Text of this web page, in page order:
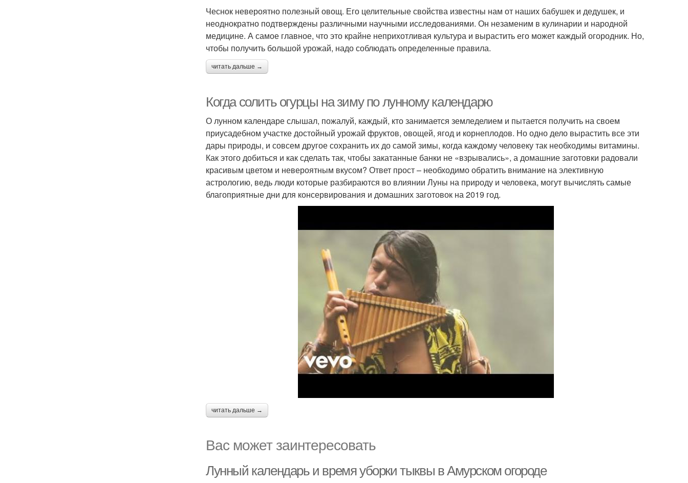
Чеснок невероятно полезный овощ. Его целительные свойства известны нам от наших бабушек и дедушек, и
неоднократно подтверждены различными научными исследованиями. Он незаменим в кулинарии и народной
медицине. А самое главное, что это крайне неприхотливая культура и вырастить его может каждый огородник. Но,
чтобы получить большой урожай, надо соблюдать определенные правила.
читать дальше →
Когда солить огурцы на зиму по лунному календарю
О лунном календаре слышал, пожалуй, каждый, кто занимается земледелием и пытается получить на своем
приусадебном участке достойный урожай фруктов, овощей, ягод и корнеплодов. Но одно дело вырастить все эти
дары природы, и совсем другое сохранить их до самой зимы, когда каждому человеку так необходимы витамины.
Как этого добиться и как сделать так, чтобы закатанные банки не «взрывались», а домашние заготовки радовали
красивым цветом и невероятным вкусом? Ответ прост – необходимо обратить внимание на элективную
астрологию, ведь люди которые разбираются во влиянии Луны на природу и человека, могут вычислять самые
благоприятные дни для консервирования и домашних заготовок на 2019 год.
читать дальше →
Вас может заинтересовать
Лунный календарь и время уборки тыквы в Амурском огороде